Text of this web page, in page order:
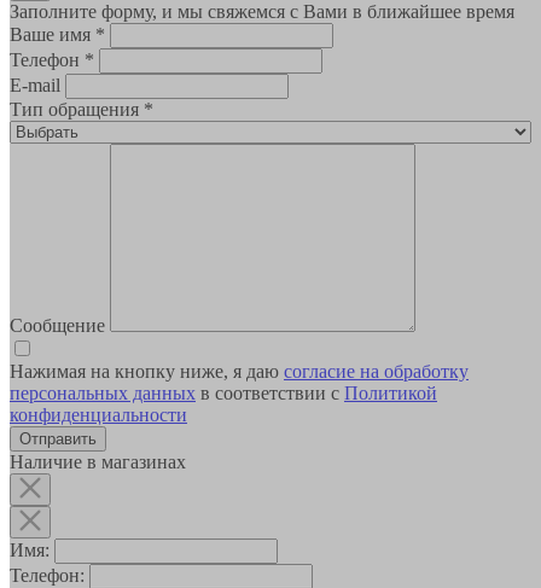
Заполните форму, и мы свяжемся с Вами в ближайшее время
Ваше имя *
Телефон *
E-mail
Тип обращения *
Сообщение
Нажимая на кнопку ниже, я даю согласие на обработку
персональных данных в соответствии с Политикой
конфиденциальности
Наличие в магазинах
Имя:
Телефон: